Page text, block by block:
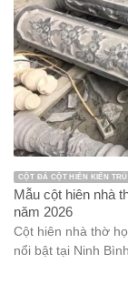
CỘT ĐÁ CỘT HIÊN KIẾN
Mẫu cột hiên nhà
năm 2026
Cột hiên nhà thờ
nổi bật tại Ninh